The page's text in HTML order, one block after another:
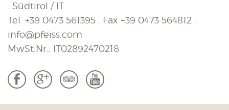
. Südtirol / IT
Tel. +39 0473 561395 . Fax +39 0473 564812 .
info@pfeiss.com
MwSt.Nr.: IT02892470218
b c 3 r